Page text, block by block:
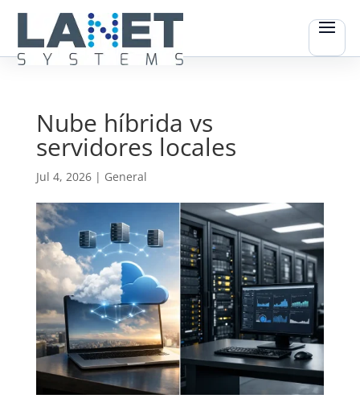
Nube híbrida vs
servidores locales
Jul 4, 2026| General